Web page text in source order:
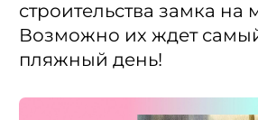
строительства замка на
Возможно их ждет
пляжный день!